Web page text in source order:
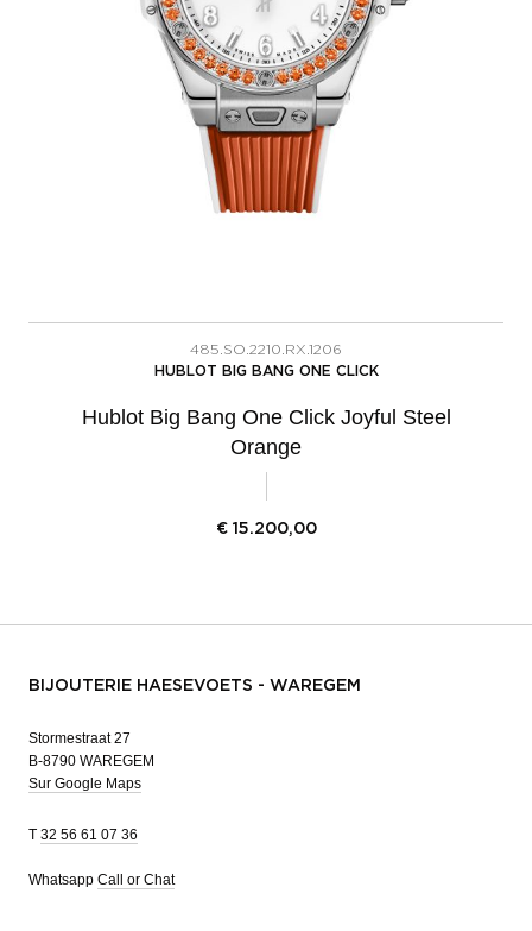
485.SO.2210.RX.1206
HUBLOT BIG BANG ONE CLICK
Hublot Big Bang One Click Joyful Steel
Orange
€ 15.200,00
BIJOUTERIE HAESEVOETS - WAREGEM
Stormestraat 27
B-8790 WAREGEM
Sur Google Maps
T 32 56 61 07 36
Whatsapp Call or Chat